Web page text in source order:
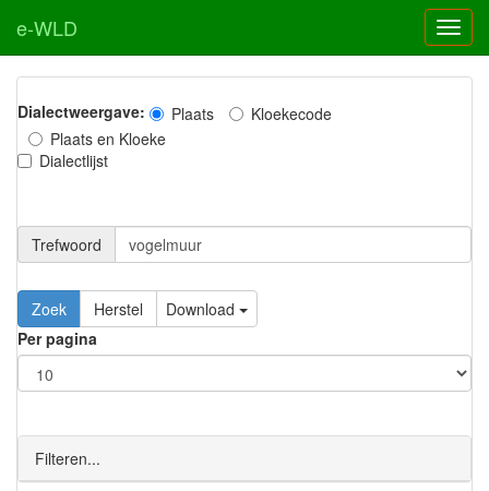
e-WLD
Dialectweergave: Plaats
Kloekecode
Plaats en Kloeke
Dialectlijst
Trefwoord
Download
Per pagina
Filteren...